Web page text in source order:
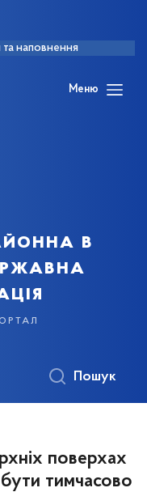
наповнення
Меню
в
Пошук
поверхах
тимчасово